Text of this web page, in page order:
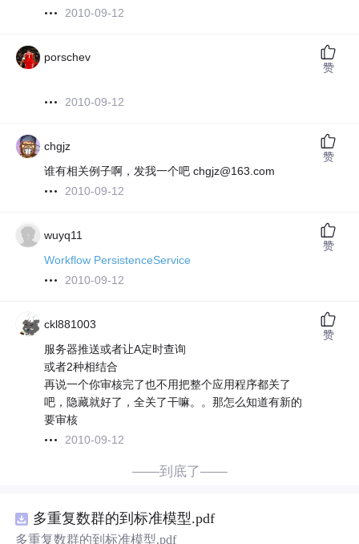
2010-09-12
porschev
2010-09-12
赞
chgjz
谁有相关例子啊，发我一个吧 chgjz@163.com
2010-09-12
赞
wuyq11
Workflow PersistenceService
2010-09-12
赞
ckl881003
服务器推送或者让A定时查询
或者2种相结合
再说一个你审核完了也不用把整个应用程序都关了
吧，隐藏就好了，全关了干嘛。。那怎么知道有新的
要审核
2010-09-12
赞
——到底了——
多重复数群的到标准模型.pdf
多重复数群的到标准模型.pdf